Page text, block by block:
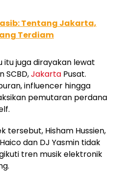
Tentang Jakarta,
Terdiam
itu juga dirayakan lewat
SCBD,Jakarta Pusat.
influencer hingga
pemutaran perdana
tersebut, Hisham Hussien,
dan DJ Yasmin tidak
tren musik elektronik